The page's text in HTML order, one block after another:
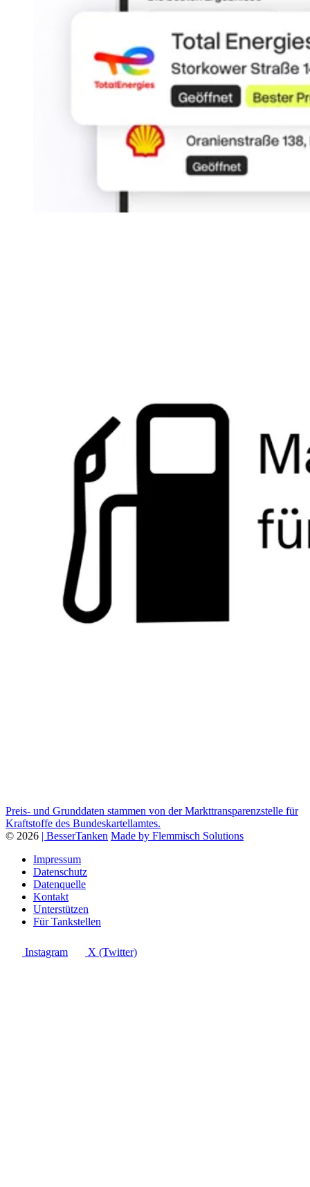
Preis- und Grunddaten stammen von der Markttransparenzstelle für
Kraftstoffe des Bundeskartellamtes.
© 2026 | BesserTanken Made by Flemmisch Solutions
Impressum
Datenschutz
Datenquelle
Kontakt
Unterstützen
Für Tankstellen
Instagram X (Twitter)